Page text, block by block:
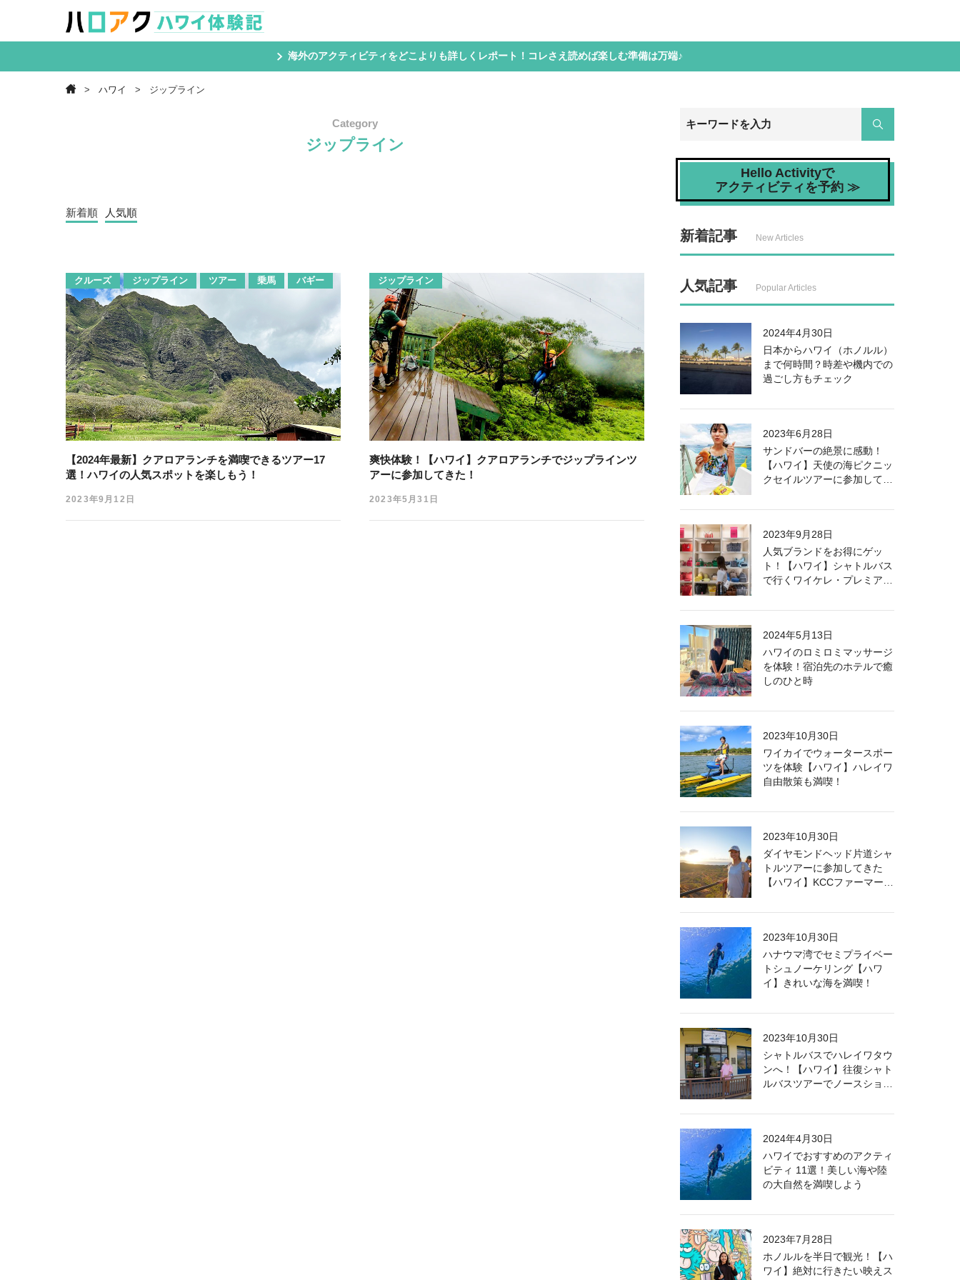
海外のアクティビティをどこよりも詳しくレポート！コレさえ読めば楽しむ準備は万端♪
ハワイ ジップライン
Category
ジップライン
新着順 人気順
クルーズ ジップライン ツアー 乗馬 バギー
【2024年最新】クアロアランチを満喫できるツアー17
選！ハワイの人気スポットを楽しもう！
2023年9月12日
ジップライン
爽快体験！【ハワイ】クアロアランチでジップラインツ
アーに参加してきた！
2023年5月31日
Hello Activityで
アクティビティを予約 ≫
新着記事 New Articles
人気記事 Popular Articles
2024年4月30日
日本からハワイ（ホノルル）
まで何時間？時差や機内での
過ごし方もチェック
2023年6月28日
サンドバーの絶景に感動！
【ハワイ】天使の海ピクニッ
クセイルツアーに参加してき
2023年9月28日
人気ブランドをお得にゲッ
ト！【ハワイ】シャトルバス
で行くワイケレ・プレミア
2024年5月13日
ハワイのロミロミマッサージ
を体験！宿泊先のホテルで癒
しのひと時
2023年10月30日
ワイカイでウォータースポー
ツを体験【ハワイ】ハレイワ
自由散策も満喫！
2023年10月30日
ダイヤモンドヘッド片道シャ
トルツアーに参加してきた
【ハワイ】KCCファーマーズ
2023年10月30日
ハナウマ湾でセミプライベー
トシュノーケリング【ハワ
イ】きれいな海を満喫！
2023年10月30日
シャトルバスでハレイワタウ
ンへ！【ハワイ】往復シャト
ルバスツアーでノースショア
2024年4月30日
ハワイでおすすめのアクティ
ビティ 11選！美しい海や陸
の大自然を満喫しよう
2023年7月28日
ホノルルを半日で観光！【ハ
ワイ】絶対に行きたい映えス